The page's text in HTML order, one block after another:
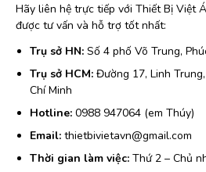
Hãy liên hệ trực tiếp với Thiết Bị Việt
được tư vấn và hỗ trợ tốt nhất:
Trụ sở HN: Số 4 phố Võ Trung,
Trụ sở HCM: Đường 17, Linh
Chí Minh
Hotline: 0988 947064 (em Thúy)
Email: thietbivietavn@gmail.com
Thời gian làm việc: Thứ 2 – Chủ